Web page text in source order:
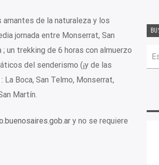
amantes de la naturaleza y los
jornada entre Monserrat, San
un trekking de 6 horas con almuerzo
del senderismo (¡y de las
Boca, San Telmo, Monserrat,
Martín.
y no se requiere